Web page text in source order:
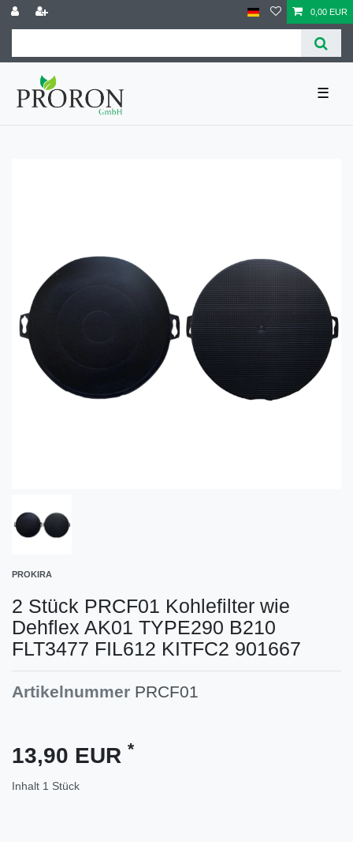
0,00 EUR
☰
PROKIRA
2 Stück PRCF01 Kohlefilter wie
Dehflex AK01 TYPE290 B210
FLT3477 FIL612 KITFC2 901667
Artikelnummer PRCF01
13,90 EUR *
Inhalt 1 Stück